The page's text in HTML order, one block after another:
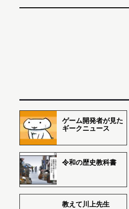
ゲーム開発者が見た
ギークニュース
令和の歴史教科書
教えて川上先生